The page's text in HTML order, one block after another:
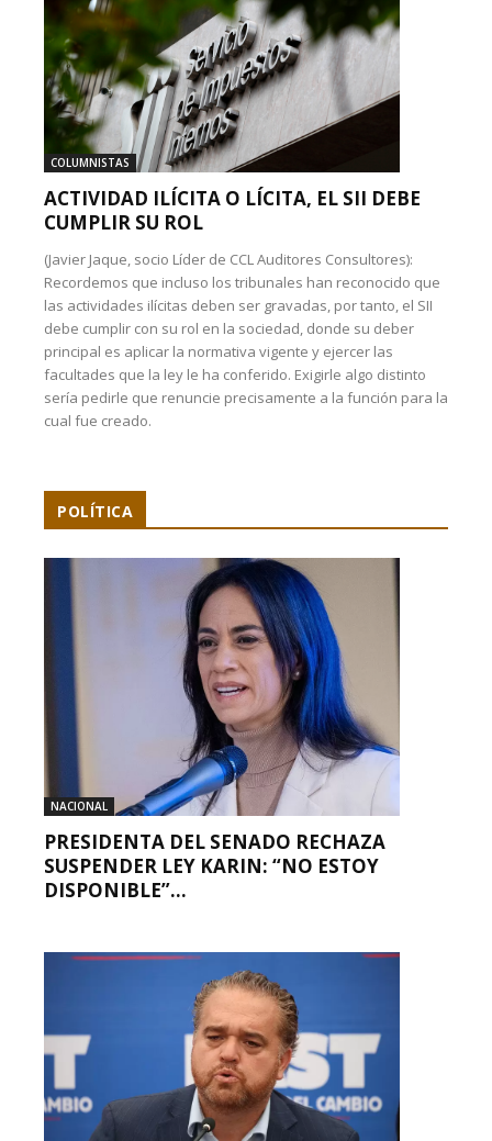
COLUMNISTAS
ACTIVIDAD ILÍCITA O LÍCITA, EL SII DEBE
CUMPLIR SU ROL
(Javier Jaque, socio Líder de CCL Auditores Consultores):
Recordemos que incluso los tribunales han reconocido que
las actividades ilícitas deben ser gravadas, por tanto, el SII
debe cumplir con su rol en la sociedad, donde su deber
principal es aplicar la normativa vigente y ejercer las
facultades que la ley le ha conferido. Exigirle algo distinto
sería pedirle que renuncie precisamente a la función para la
cual fue creado.
POLÍTICA
NACIONAL
PRESIDENTA DEL SENADO RECHAZA
SUSPENDER LEY KARIN: “NO ESTOY
DISPONIBLE”...